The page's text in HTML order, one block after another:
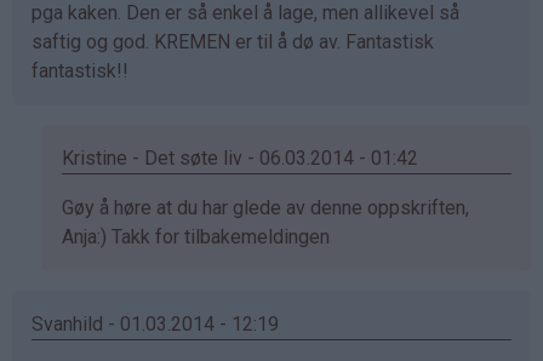
pga kaken. Den er så enkel å lage, men allikevel så
saftig og god. KREMEN er til å dø av. Fantastisk
fantastisk!!
Kristine - Det søte liv - 06.03.2014 - 01:42
Som
svar
Anja
Gøy å høre at du har glede av denne oppskriften,
Anja:) Takk for tilbakemeldingen
Svanhild - 01.03.2014 - 12:19